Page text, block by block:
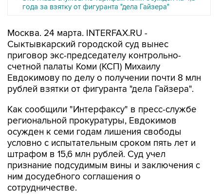
года за взятку от фигуранта "дела Гайзера"
Москва. 24 марта. INTERFAX.RU -
Сыктывкарский городской суд вынес
приговор экс-председателу контрольно-
счетной палаты Коми (КСП) Михаилу
Евдокимову по делу о получении почти 8 млн
рублей взятки от фигуранта "дела Гайзера".
Как сообщили "Интерфаксу" в пресс-службе
региональной прокуратуры, Евдокимов
осужден к семи годам лишения свободы
условно с испытательным сроком пять лет и
штрафом в 15,6 млн рублей. Суд учел
признание подсудимым вины и заключения с
ним досудебного соглашения о
сотрудничестве.